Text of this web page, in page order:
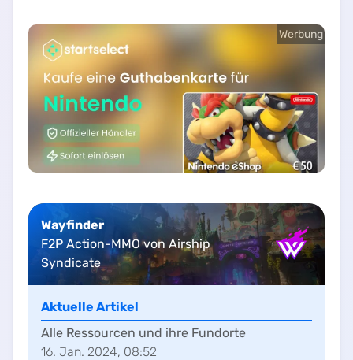
Werbung
Wayfinder
F2P Action-MMO von Airship
Syndicate
Aktuelle Artikel
Alle Ressourcen und ihre Fundorte
16. Jan. 2024, 08:52